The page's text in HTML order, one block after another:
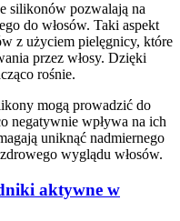
silikonów pozwalają na
do włosów. Taki aspekt
z użyciem pielęgnicy, które
przez włosy. Dzięki
rośnie.
mogą prowadzić do
negatywnie wpływa na ich
uniknąć nadmiernego
wyglądu włosów.
aktywne w